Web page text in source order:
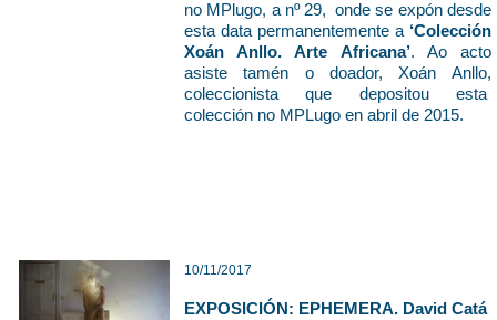
no MPlugo, a nº 29, onde se expón desde
esta data permanentemente a ‘Colección
Xoán Anllo. Arte Africana’. Ao acto
asiste tamén o doador, Xoán Anllo,
coleccionista que depositou esta
colección no MPLugo en abril de 2015.
10/11/2017
EXPOSICIÓN: EPHEMERA. David Catá